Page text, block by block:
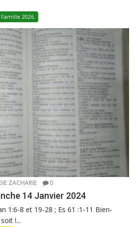
2026.
ZACHARIE 0
14 Janvier 2024
1:6-8 et 19-28 ; Es 61 :1-11 Bien-
!...